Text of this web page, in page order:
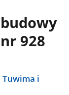
928
Tuwima i